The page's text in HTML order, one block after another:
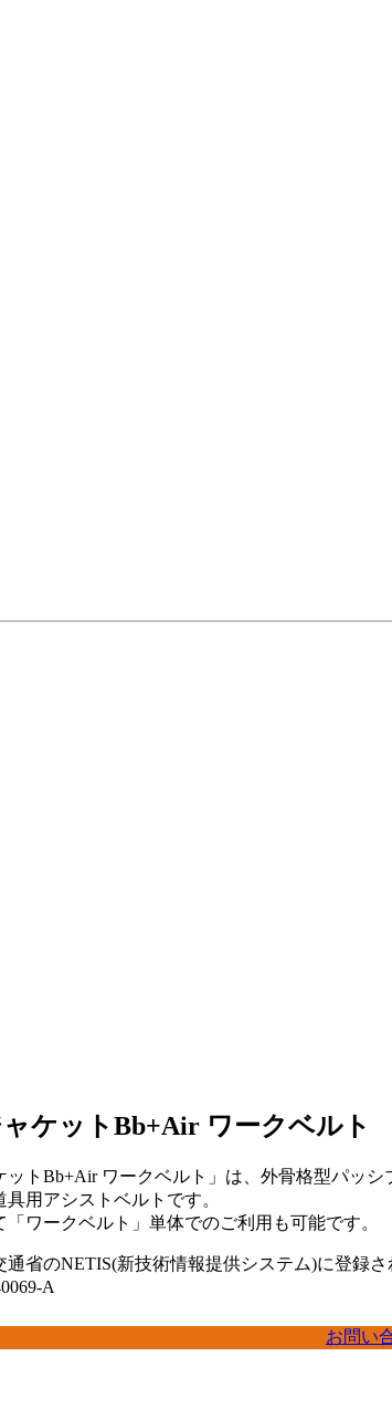
ケットBb+Air ワークベルト
ットBb+Air ワークベルト」は、外骨格型パッシ
用アシストベルトです。
ワークベルト」単体でのご利用も可能です。
省のNETIS(新技術情報提供システム)に登録さ
A
お問い